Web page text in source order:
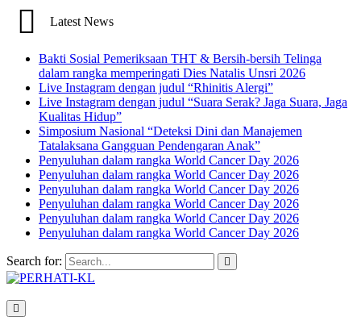
Latest News
Bakti Sosial Pemeriksaan THT & Bersih-bersih Telinga
dalam rangka memperingati Dies Natalis Unsri 2026
Live Instagram dengan judul “Rhinitis Alergi”
Live Instagram dengan judul “Suara Serak? Jaga Suara, Jaga
Kualitas Hidup”
Simposium Nasional “Deteksi Dini dan Manajemen
Tatalaksana Gangguan Pendengaran Anak”
Penyuluhan dalam rangka World Cancer Day 2026
Penyuluhan dalam rangka World Cancer Day 2026
Penyuluhan dalam rangka World Cancer Day 2026
Penyuluhan dalam rangka World Cancer Day 2026
Penyuluhan dalam rangka World Cancer Day 2026
Penyuluhan dalam rangka World Cancer Day 2026
Search for: